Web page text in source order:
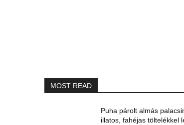
MOST READ
Puha párolt almás
illatos, fahéjas töltelékkel